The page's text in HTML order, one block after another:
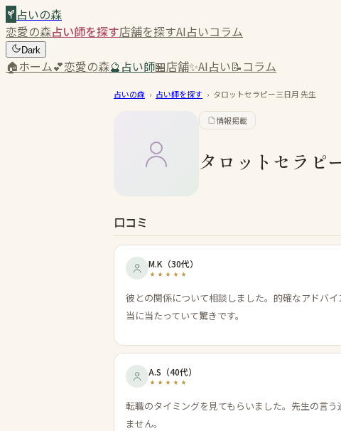
占いの森
恋愛の森占い師を探す店舗を探すAI占いコラム
Dark
🏠ホーム💕恋愛の森🔮占い師🏪店舗✨AI占い📝コラム
占いの森 › 占い師を探す › タロットセラピー三日月 先生
情報掲載
タロットセラピ
口コミ
M.K （30代）
彼との関係について相談しました。的確なアドバ
当に当たっていて驚きです。
A.S （40代）
転職のタイミングを見てもらいました。先生の言
ません。